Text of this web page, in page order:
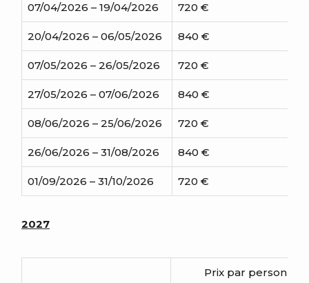
07/04/2026 – 19/04/2026 720 €
20/04/2026 – 06/05/2026 840 €
07/05/2026 – 26/05/2026 720 €
27/05/2026 – 07/06/2026 840 €
08/06/2026 – 25/06/2026 720 €
26/06/2026 – 31/08/2026 840 €
01/09/2026 – 31/10/2026 720 €
2027
Prix par personne